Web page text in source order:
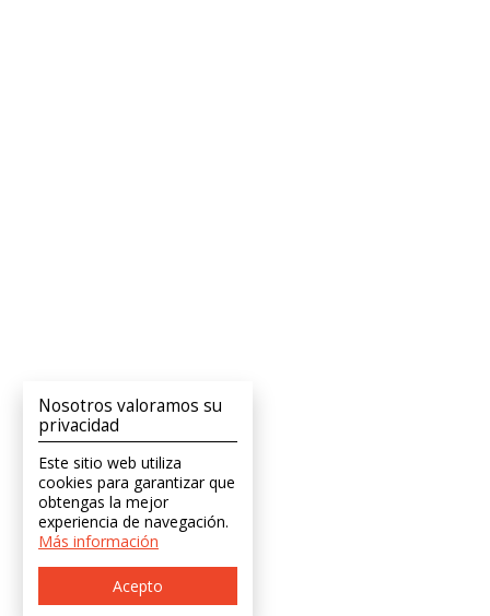
Nosotros valoramos su
privacidad
Este sitio web utiliza
cookies para garantizar que
obtengas la mejor
experiencia de navegación.
Más información
Acepto